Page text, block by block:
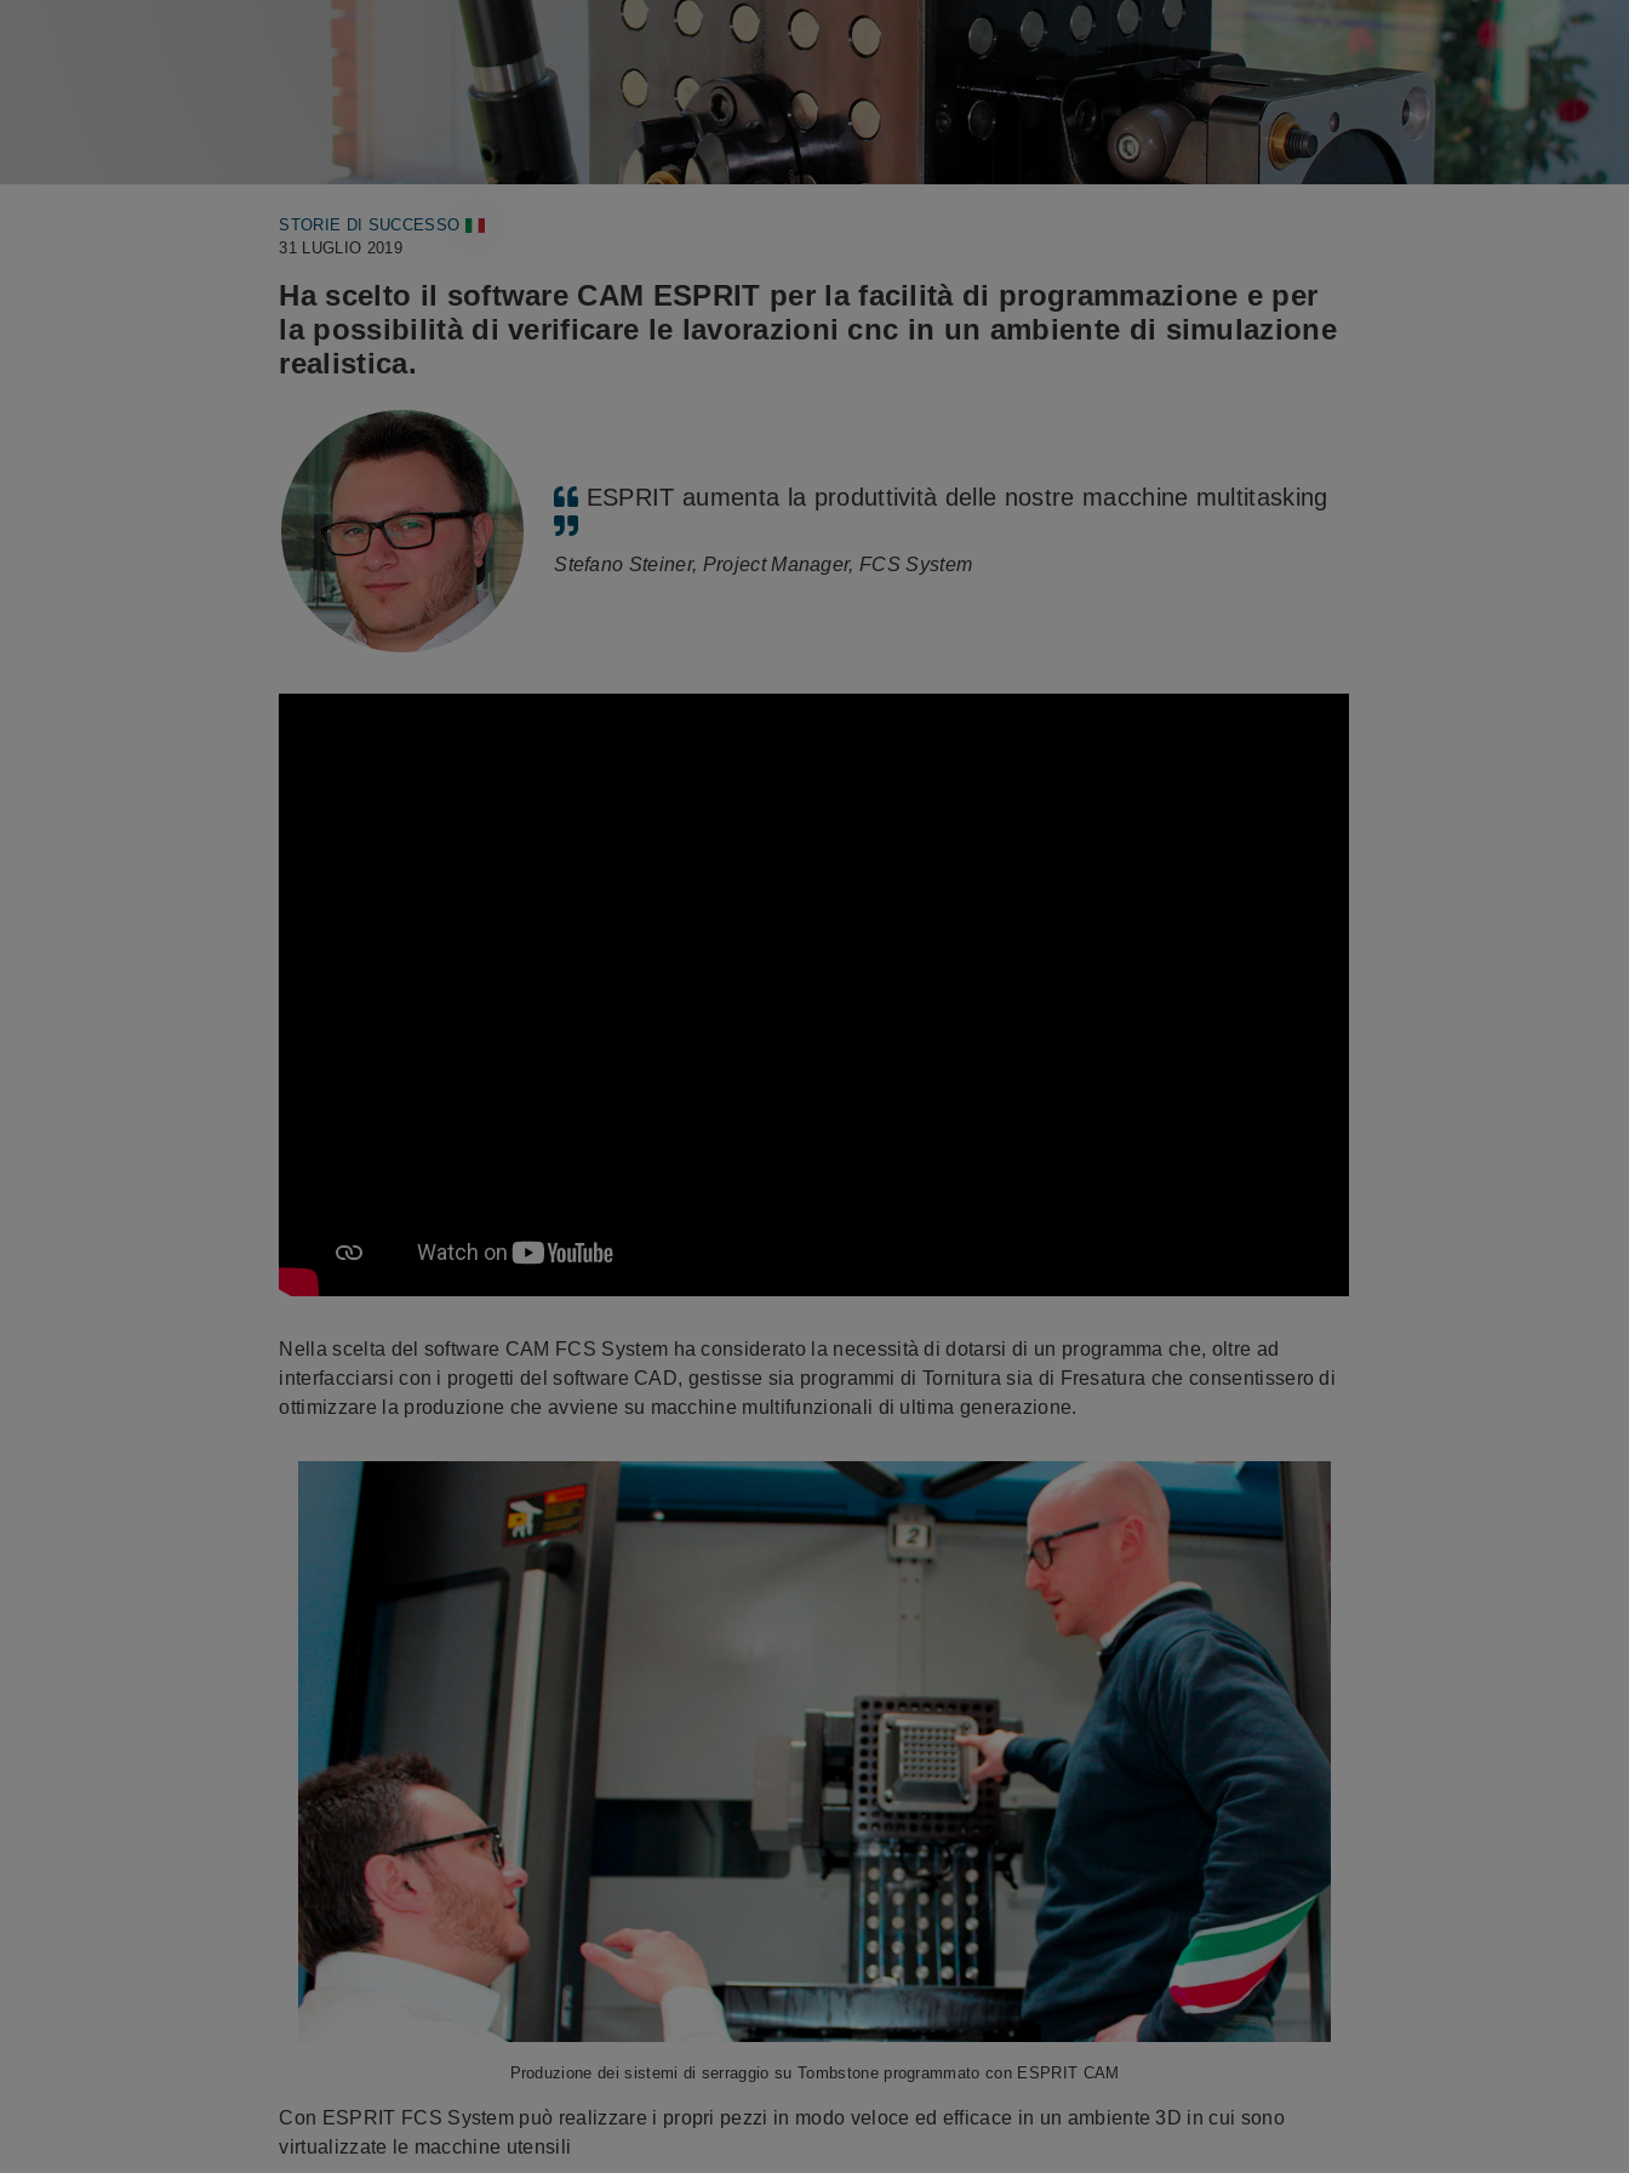
STORIE DI SUCCESSO
31 LUGLIO 2019
Ha scelto il software CAM ESPRIT per la facilità di programmazione e per
la possibilità di verificare le lavorazioni cnc in un ambiente di simulazione
realistica.
ESPRIT aumenta la produttività delle nostre macchine multitasking
Stefano Steiner, Project Manager, FCS System
Nella scelta del software CAM FCS System ha considerato la necessità di dotarsi di un programma che, oltre ad
interfacciarsi con i progetti del software CAD, gestisse sia programmi di Tornitura sia di Fresatura che consentissero di
ottimizzare la produzione che avviene su macchine multifunzionali di ultima generazione.
Produzione dei sistemi di serraggio su Tombstone programmato con ESPRIT CAM
Con ESPRIT FCS System può realizzare i propri pezzi in modo veloce ed efficace in un ambiente 3D in cui sono
virtualizzate le macchine utensili